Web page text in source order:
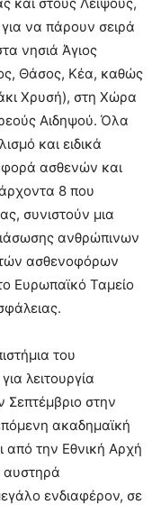
να πάρουν σειρά
νησιά Άγιος
Θάσος, Κέα, καθώς
Χρυσή), στη Χώρα
Αιδηψού. Όλα
και ειδικά
ασθενών και
8 που
συνιστούν μια
ανθρώπινων
ασθενοφόρων
Ευρωπαϊκό Ταμείο
του
λειτουργία
στην
ακαδημαϊκή
από την Εθνική Αρχή
αυστηρά
ενδιαφέρον, σε